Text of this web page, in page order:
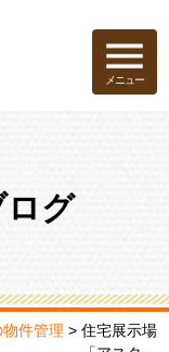
メニュー
ログ
件管理 > 住宅展示場